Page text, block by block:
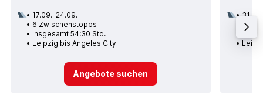
17.09.-24.09.
6 Zwischenstopps
Insgesamt 54:30 Std.
Leipzig bis Angeles City
Angebote suchen
31.08.
2